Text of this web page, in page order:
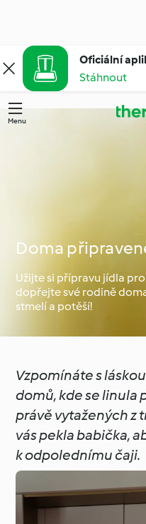
Oficiální
Stáhnout
Menu
Doma
Užijte si přípravu jídla
dopřejte své rodině
stmelí a potěší!
Vzpomínáte s
domů, kde se linula
právě vytažených z
vás pekla babička,
k odpolednímu čaji.